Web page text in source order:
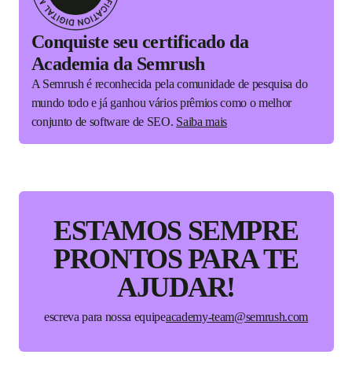
Conquiste seu certificado da
Academia da Semrush
A Semrush é reconhecida pela comunidade de pesquisa do
mundo todo e já ganhou vários prêmios como o melhor
conjunto de software de SEO. Saiba mais
ESTAMOS SEMPRE
PRONTOSPARA TE
AJUDAR!
escreva para nossa equipeacademy-team@semrush.com